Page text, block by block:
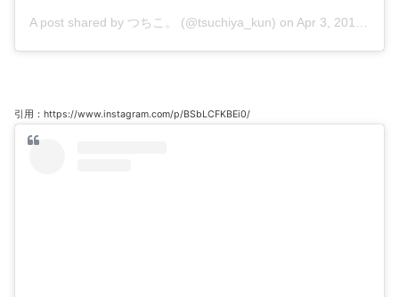
A post shared by つちこ。 (@tsuchiya_kun) on Apr 3, 2017 at 6:17am PDT
引用：https://www.instagram.com/p/BSbLCFKBEi0/